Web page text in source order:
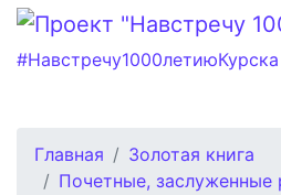
#Навстречу1000летиюКурска
Главная
Золотая книга
Почетные, заслуженные